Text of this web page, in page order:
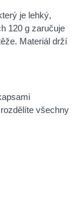
je lehký,
120 g zaručuje
Materiál drží
všechny